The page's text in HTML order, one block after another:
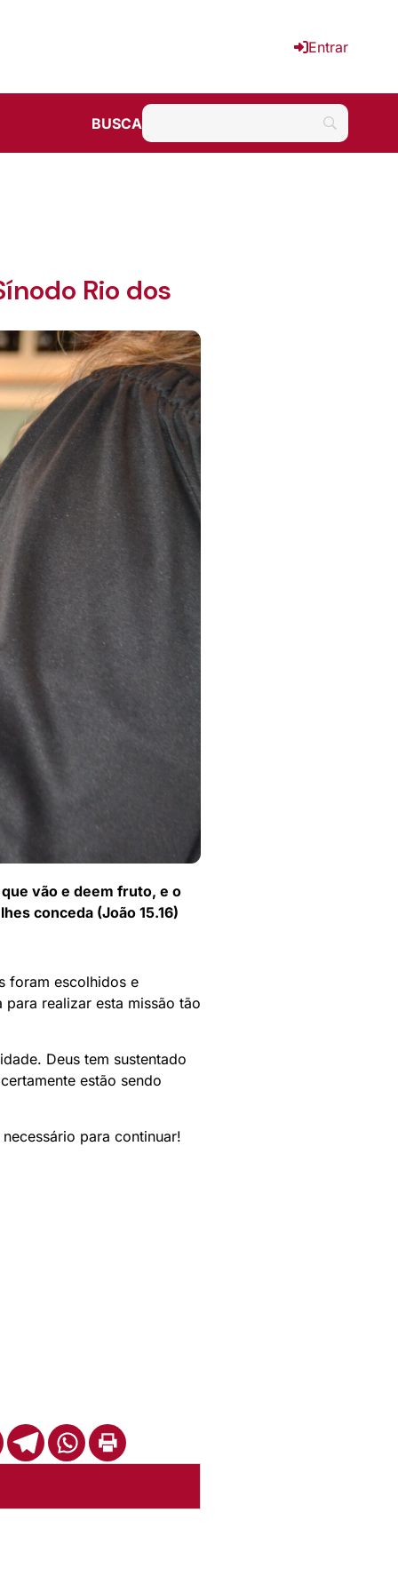
Entrar
BUSCA
Rio dos
vão e deem fruto, e o
conceda (João 15.16)
foram escolhidos e
realizar esta missão tão
Deus tem sustentado
estão sendo
para continuar!